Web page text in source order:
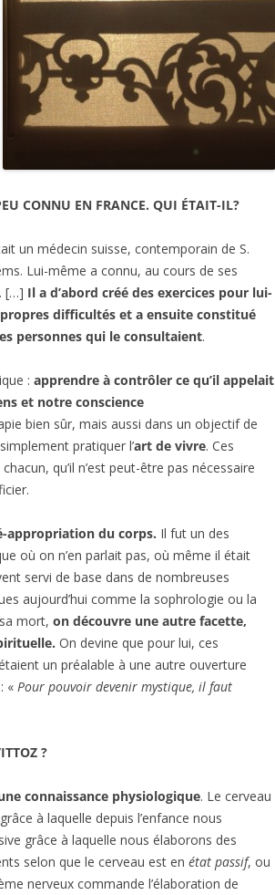
PSYCHOLOGIES.COM
CITATIONS
REVUE DE PRESSE
CONNU EN FRANCE. QUI ÉTAIT-IL?
un médecin suisse, contemporain de S.
Lui-même a connu, au cours de ses
[…] Il a d’abord créé des exercices pour lui-
difficultés et a ensuite constitué
personnes qui le consultaient.
: apprendre à contrôler ce qu’il appelait
et notre conscience
bien sûr, mais aussi dans un objectif de
pratiquer l’art de vivre. Ces
qu’il n’est peut-être pas nécessaire
appropriation du corps. Il fut un des
où on n’en parlait pas, où même il était
servi de base dans de nombreuses
aujourd’hui comme la sophrologie ou la
mort, on découvre une autre facette,
On devine que pour lui, ces
un préalable à une autre ouverture
« Pour pouvoir devenir mystique, il faut
?
connaissance physiologique. Le cerveau
à laquelle depuis l’enfance nous
grâce à laquelle nous élaborons des
selon que le cerveau est en état passif, ou
nerveux commande l’élaboration de